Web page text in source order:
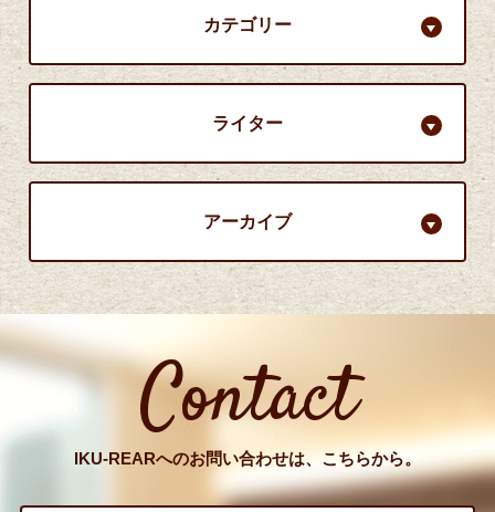
カテゴリー
ライター
アーカイブ
Contact
IKU-REARへのお問い合わせは、こちらから。